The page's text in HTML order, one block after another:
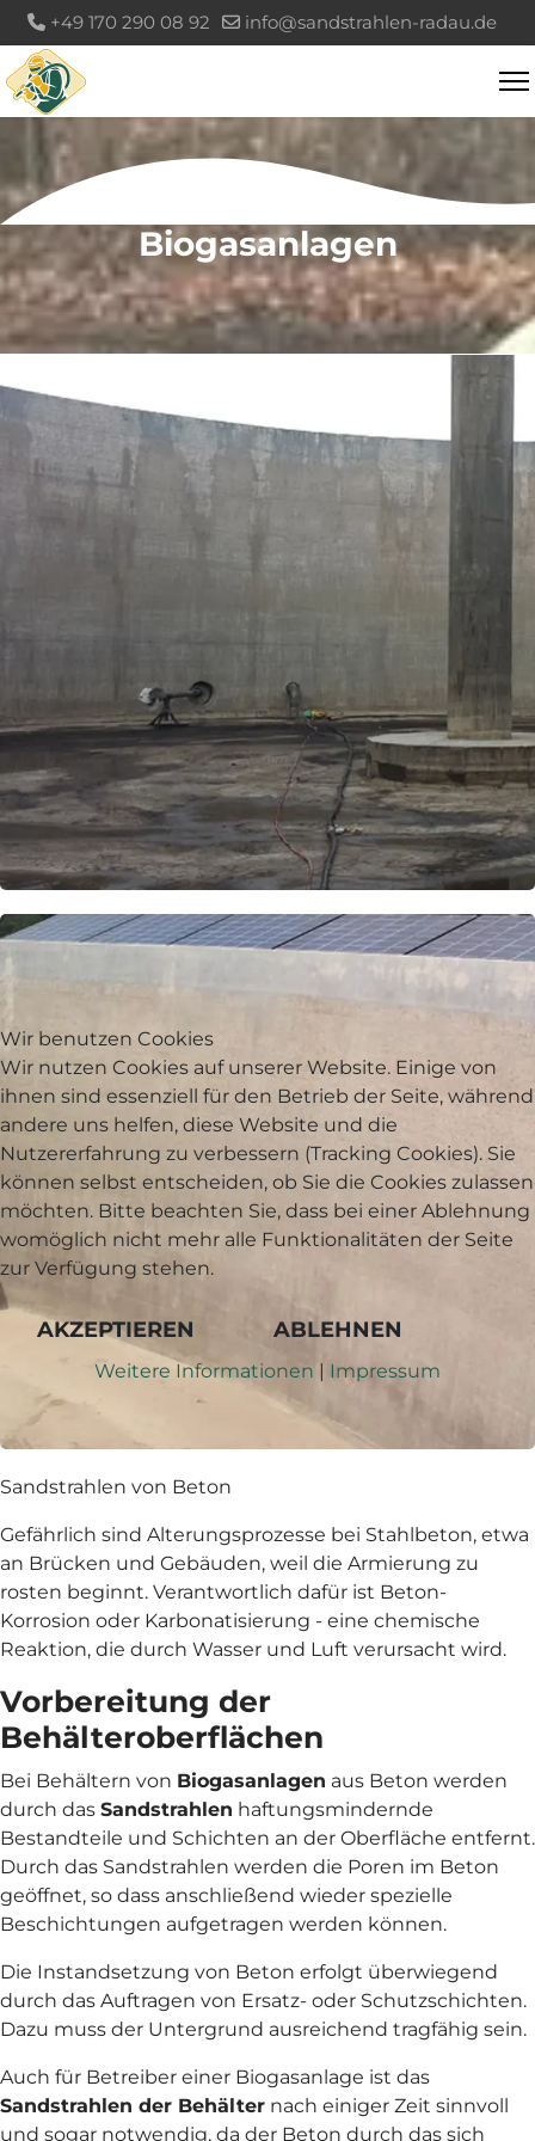
+49 170 290 08 92 info@sandstrahlen-radau.de
Biogasanlagen
Sandstrahlen von Beton
Gefährlich sind Alterungsprozesse bei Stahlbeton, etwa
an Brücken und Gebäuden, weil die Armierung zu
rosten beginnt. Verantwortlich dafür ist Beton-
Korrosion oder Karbonatisierung - eine chemische
Reaktion, die durch Wasser und Luft verursacht wird.
Vorbereitung der
Behälteroberflächen
Bei Behältern von Biogasanlagen aus Beton werden
durch das Sandstrahlen haftungsmindernde
Bestandteile und Schichten an der Oberfläche entfernt.
Durch das Sandstrahlen werden die Poren im Beton
geöffnet, so dass anschließend wieder spezielle
Beschichtungen aufgetragen werden können.
Die Instandsetzung von Beton erfolgt überwiegend
durch das Auftragen von Ersatz- oder Schutzschichten.
Dazu muss der Untergrund ausreichend tragfähig sein.
Auch für Betreiber einer Biogasanlage ist das
Sandstrahlen der Behälter nach einiger Zeit sinnvoll
und sogar notwendig, da der Beton durch das sich
Wir benutzen Cookies
Wir nutzen Cookies auf unserer Website. Einige von
ihnen sind essenziell für den Betrieb der Seite, während
andere uns helfen, diese Website und die
Nutzererfahrung zu verbessern (Tracking Cookies). Sie
können selbst entscheiden, ob Sie die Cookies zulassen
möchten. Bitte beachten Sie, dass bei einer Ablehnung
womöglich nicht mehr alle Funktionalitäten der Seite
zur Verfügung stehen.
AKZEPTIEREN ABLEHNEN
Weitere Informationen | Impressum